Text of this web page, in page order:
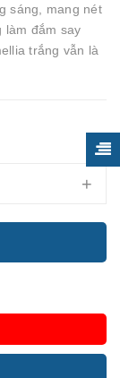
sáng, mang nét
làm đắm say
trắng vẫn là
+